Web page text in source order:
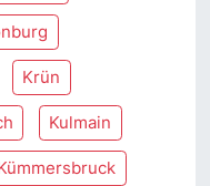
Krün
Kulmain